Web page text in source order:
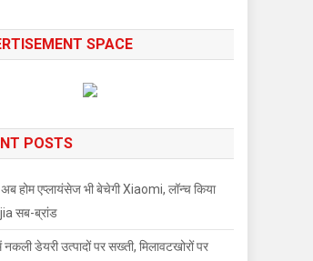
SPACE
POSTS
होम एप्लायंसेज भी बेचेगी Xiaomi, लॉन्च किया
सब-ब्रांड
डेयरी उत्पादों पर सख्ती, मिलावटखोरों पर